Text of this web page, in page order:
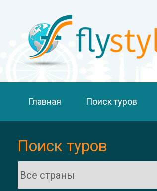
Главная Поиск туров
Поиск туров